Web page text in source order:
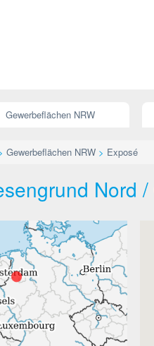
Gewerbeflächen NRW
Gewerbeflächen NRW > Exposé
Nord